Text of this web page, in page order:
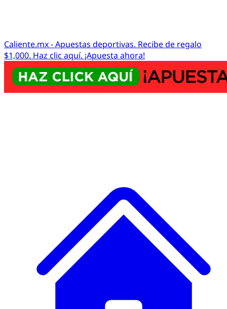
Caliente.mx - Apuestas deportivas. Recibe de regalo
$1,000. Haz clic aquí. ¡Apuesta ahora!